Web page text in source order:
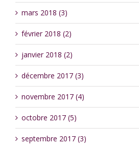
mars 2018 (3)
février 2018 (2)
janvier 2018 (2)
décembre 2017 (3)
novembre 2017 (4)
octobre 2017 (5)
septembre 2017 (3)